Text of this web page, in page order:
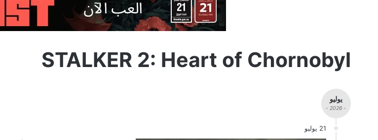
STALKER 2: Heart of Chornobyl
يوليو
- 2026 -
21 يوليو